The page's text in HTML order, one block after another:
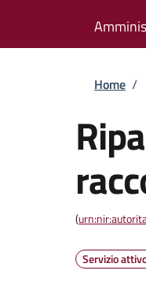
Home /
(
Servizio